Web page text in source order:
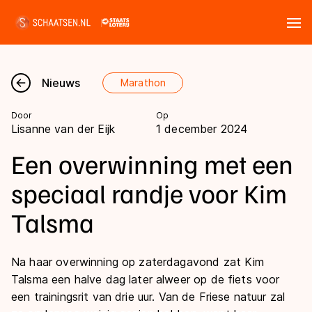
Nieuws
Kalender
Disciplines
Marathon
Langebaan
Shorttrack
Inlineskaten
Uitslagen
Langebaan
Shorttrack
Marathon
Tijden & historie
Ranglijsten Langebaan
Nieuws Marathon
Door
Lisanne van der Eijk
Op
1 december 2024
Een overwinning met een
speciaal randje voor Kim
Talsma
Na haar overwinning op zaterdagavond zat Kim
Talsma een halve dag later alweer op de fiets voor
een trainingsrit van drie uur. Van de Friese natuur zal